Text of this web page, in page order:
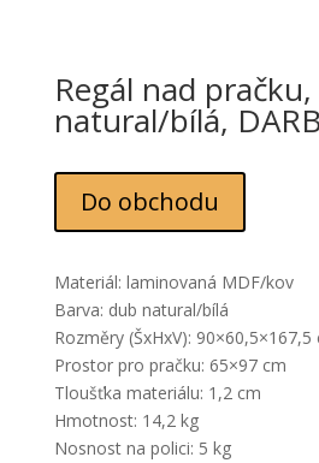
Regál nad
natural/bílá,
Do obchodu
Materiál: laminovaná MDF/kov
Barva: dub natural/bílá
Rozměry (ŠxHxV): 90×60,5×167,5
Prostor pro pračku: 65×97 cm
Tloušťka materiálu: 1,2 cm
Hmotnost: 14,2 kg
Nosnost na polici: 5 kg